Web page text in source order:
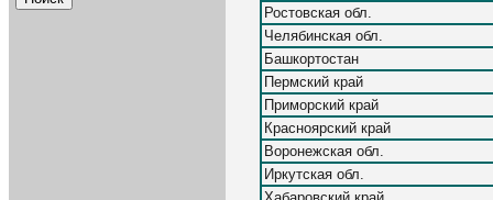
Ростовская обл.
Челябинская обл.
Башкортостан
Пермский край
Приморский край
Красноярский край
Воронежская обл.
Иркутская обл.